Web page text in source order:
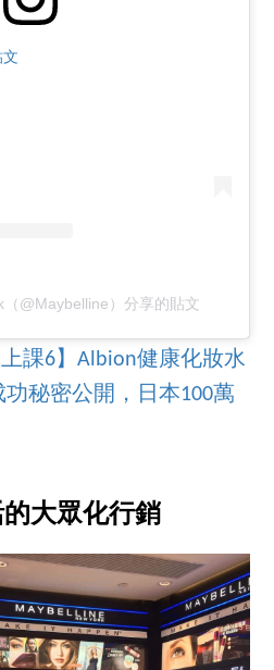
@Maybelline）分享的貼文
課6】Albion健康化妝水
秘密公開，日本100萬
大眾化行銷